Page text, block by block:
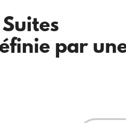
par